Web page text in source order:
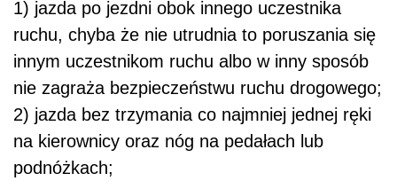
1) jazda po jezdni obok innego uczestnika
ruchu, chyba że nie utrudnia to poruszania się
innym uczestnikom ruchu albo w inny sposób
nie zagraża bezpieczeństwu ruchu drogowego;
2) jazda bez trzymania co najmniej jednej ręki
na kierownicy oraz nóg na pedałach lub
podnóżkach;